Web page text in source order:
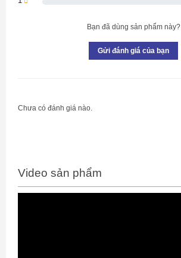
Bạn đã dùng sản phẩm này?
Gửi đánh giá của bạn
Chưa có đánh giá nào.
Video sản phẩm